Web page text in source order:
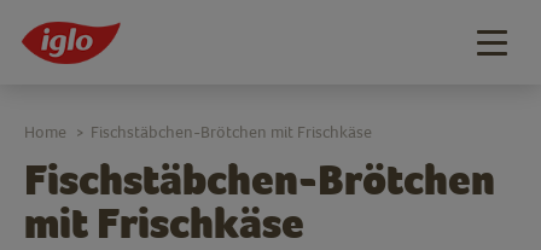
Fischstäbchen-Brötchen
mit Frischkäse
Home > Fischstäbchen-Brötchen mit Frischkäse